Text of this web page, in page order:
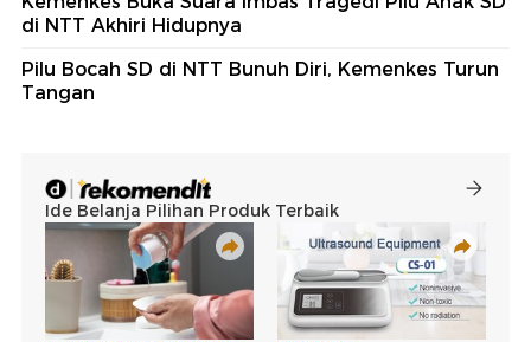
di NTT Akhiri Hidupnya
Pilu Bocah SD di NTT Bunuh Diri, Kemenkes Turun
Tangan